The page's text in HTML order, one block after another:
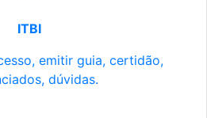
ITBI
emitir guia, certidão,
dúvidas.